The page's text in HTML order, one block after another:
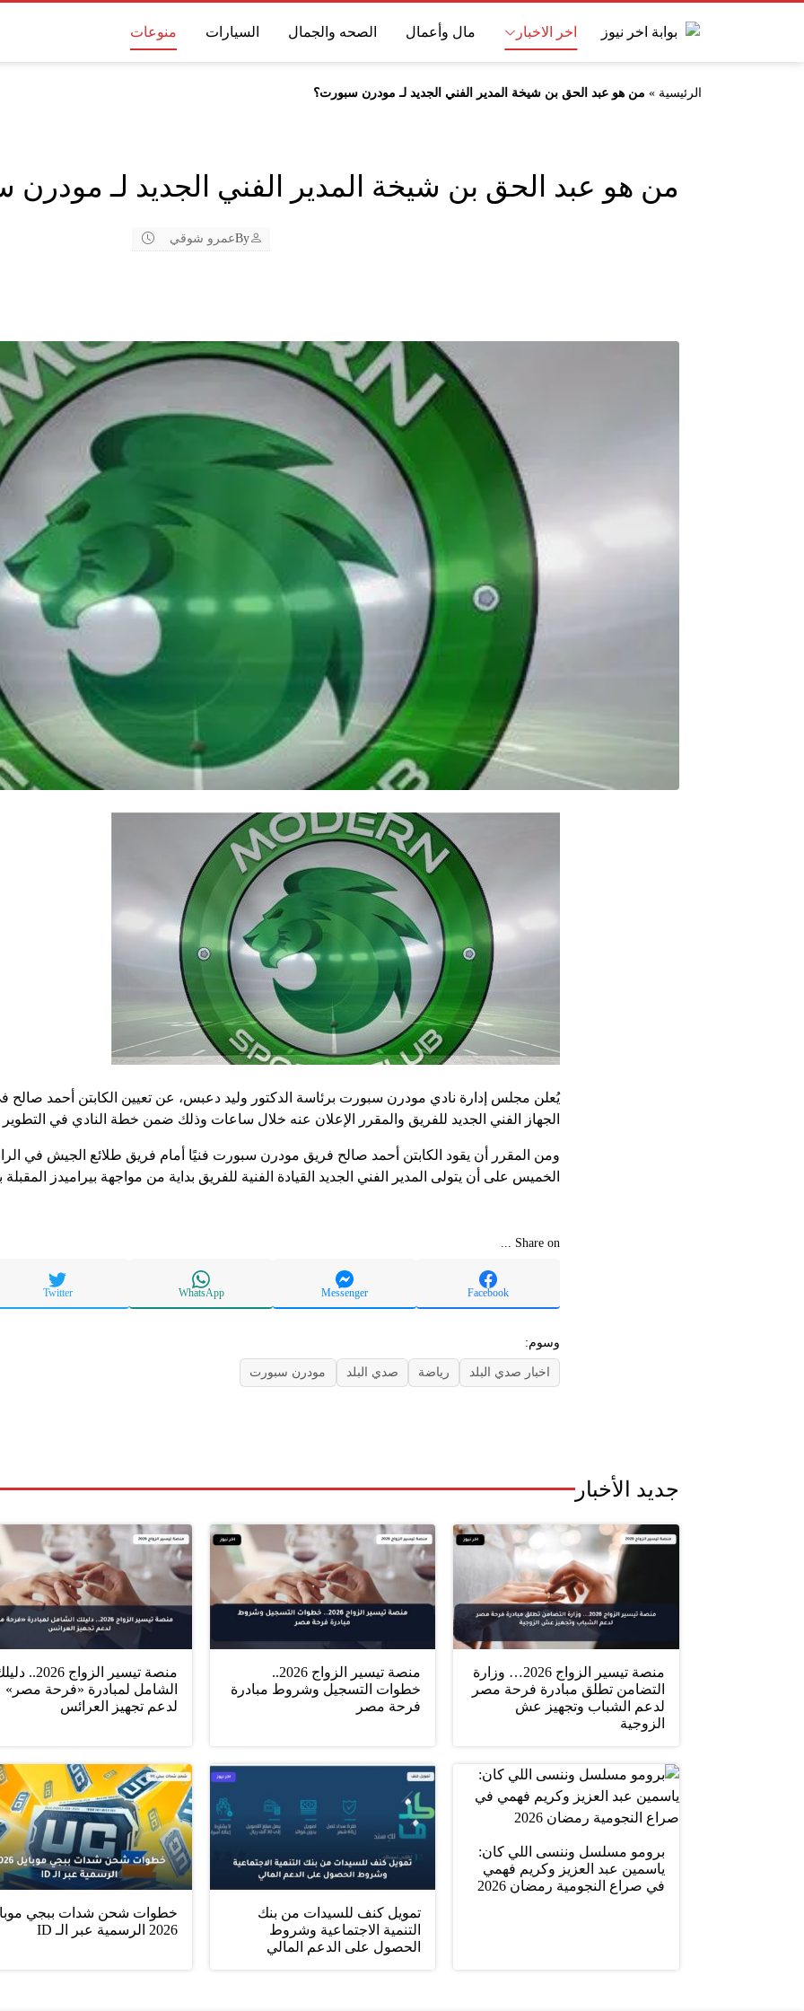
اخر الاخبار مال وأعمال الصحه والجمال السيارات منوعات
الرئيسية » من هو عبد الحق بن شيخة المدير الفني الجديد لـ مودرن سبورت؟
من هو عبد الحق بن شيخة المدير الفني الجديد لـ
Byعمرو شوقي
يُعلن مجلس إدارة نادي مودرن سبورت برئاسة الدكتور وليد دعبس، عن تعيين الكابتن أحمد
الجهاز الفني الجديد للفريق والمقرر الإعلان عنه خلال ساعات وذلك ضمن خطة النادي في التطوير
ومن المقرر أن يقود الكابتن أحمد صالح فريق مودرن سبورت فنيًا أمام فريق طلائع الجيش في
الخميس على أن يتولى المدير الفني الجديد القيادة الفنية للفريق بداية من مواجهة بيراميدز المقبلة
Share on ...
Facebook
Messenger
WhatsApp
Twitter
وسوم:
اخبار صدي البلد رياضة صدي البلد مودرن سبورت
جديد الأخبار
منصة تيسير الزواج 2026… وزارة
التضامن تطلق مبادرة فرحة مصر
لدعم الشباب وتجهيز عش
الزوجية
منصة تيسير الزواج 2026..
خطوات التسجيل وشروط مبادرة
فرحة مصر
منصة تيسير الزواج
الشامل لمبادرة «فرحة مصر»
لدعم تجهيز العرائس
برومو مسلسل وننسى اللي كان:
ياسمين عبد العزيز وكريم فهمي
في صراع النجومية رمضان 2026
تمويل كنف للسيدات من بنك
التنمية الاجتماعية وشروط
الحصول على الدعم المالي
خطوات شحن شدات ببجي
2026 الرسمية عبر الـ ID